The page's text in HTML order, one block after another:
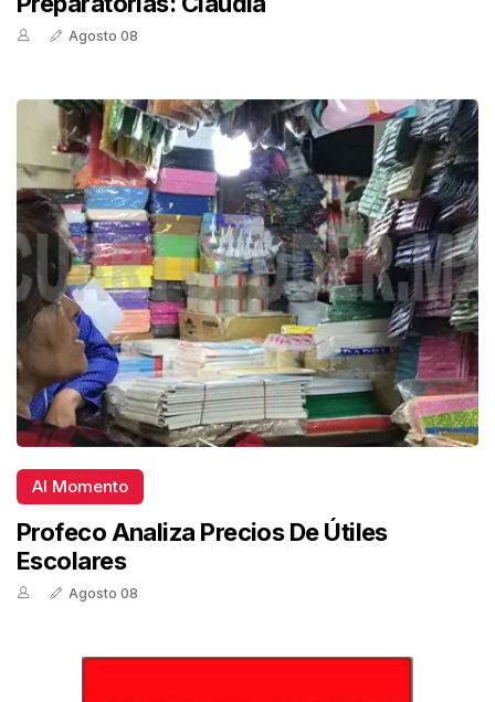
Agosto 08
Al Momento
Profeco Analiza Precios De Útiles
Escolares
Agosto 08